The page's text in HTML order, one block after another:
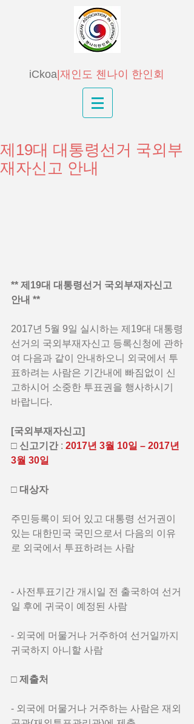
iCkoa |재인도 첸나이 한인회
제19대 대통령선거 국외부
재자신고 안내
** 제19대 대통령선거 국외부재자신고
안내 **
2017년 5월 9일 실시하는 제19대 대통령
선거의 국외부재자신고 등록신청에 관하
여 다음과 같이 안내하오니 외국에서 투
표하려는 사람은 기간내에 빠짐없이 신
고하시어 소중한 투표권을 행사하시기
바랍니다.
[국외부재자신고]
□ 신고기간 : 2017년 3월 10일 – 2017년
3월 30일
□ 대상자
주민등록이 되어 있고 대통령 선거권이
있는 대한민국 국민으로서 다음의 이유
로 외국에서 투표하려는 사람
- 사전투표기간 개시일 전 출국하여 선거
일 후에 귀국이 예정된 사람
- 외국에 머물거나 거주하여 선거일까지
귀국하지 아니할 사람
□ 제출처
- 외국에 머물거나 거주하는 사람은 재외